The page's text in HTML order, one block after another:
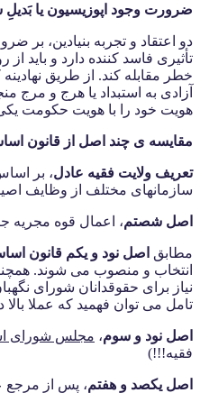
ضرورت وجود اپوزیسیون یا
دو اعتقاد و تجربه‌ بنیادین،
تأثیری فاسد کننده دارد و باید
خطر مقابله کند. از طریق
آزادی به استبداد یا هرج و
هویت خود را با هویت حکومت
مقایسه ی چند اصل از قانون
تعریف ولایت فقیه عادل، بر
سازمانهای مختلف از وظایف
اصل شصتم، اعمال قوه مجریه
مطابق اصل نود و یکم قانون
انتخاب و منصوب می شوند.
نیاز برای حقوقدانان شورای
تامل می توان فهمید که عملا بالا دست
اصل نود و سوم، مجلس شورای
فقیه!!!)
اصل یکصد و هفتم، پس از مرجع